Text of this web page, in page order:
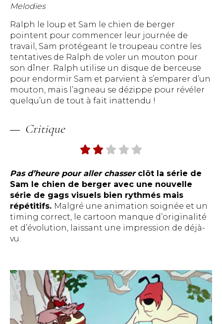
Melodies
Ralph le loup et Sam le chien de berger
pointent pour commencer leur journée de
travail, Sam protégeant le troupeau contre les
tentatives de Ralph de voler un mouton pour
son dîner. Ralph utilise un disque de berceuse
pour endormir Sam et parvient à s’emparer d’un
mouton, mais l’agneau se dézippe pour révéler
quelqu’un de tout à fait inattendu !
Critique
Pas d’heure pour aller chasserclôt la série de
Sam le chien de berger avec une nouvelle
série de gags visuels bien rythmés mais
répétitifs. Malgré une animation soignée et un
timing correct, le cartoon manque d’originalité
et d’évolution, laissant une impression de déjà-
vu.